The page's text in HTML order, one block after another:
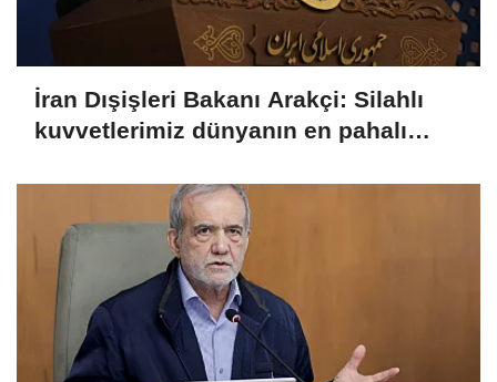
İran Dışişleri Bakanı Arakçi: Silahlı
kuvvetlerimiz dünyanın en pahalı